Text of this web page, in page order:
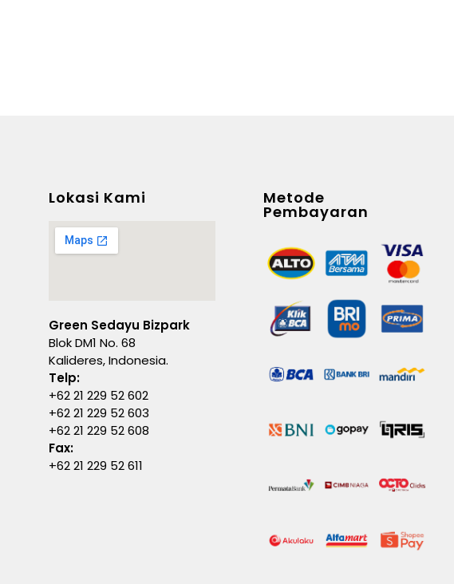
Lokasi Kami
Green Sedayu Bizpark
Blok DM1 No. 68
Kalideres, Indonesia.
Telp:
+62 21 229 52 602
+62 21 229 52 603
+62 21 229 52 608
Fax:
+62 21 229 52 611
Metode
Pembayaran